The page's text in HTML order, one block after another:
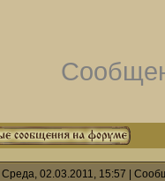
Среда, 02.03.2011, 15:57 |